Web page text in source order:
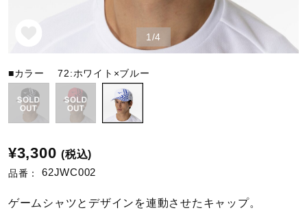
バレーボール
テニス／ソフトテニス
バドミントン
1/4
■カラー72:ホワイト×ブルー
¥3,300 (税込)
品番： 62JWC002
ゲームシャツとデザインを連動させたキャップ。